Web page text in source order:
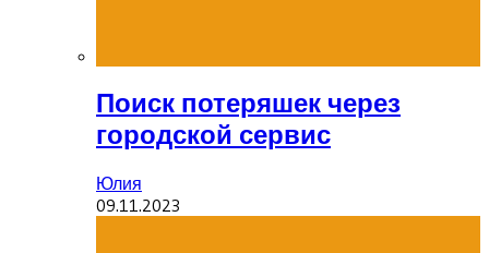
Поиск потеряшек через
городской сервис
Юлия
09.11.2023